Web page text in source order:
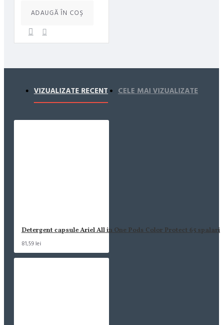
ADAUGĂ ÎN COŞ
VIZUALIZATE RECENT CELE MAI VIZUALIZATE
Detergent capsule Ariel All in One Pods Color Protect 65 spalari
81,59 lei